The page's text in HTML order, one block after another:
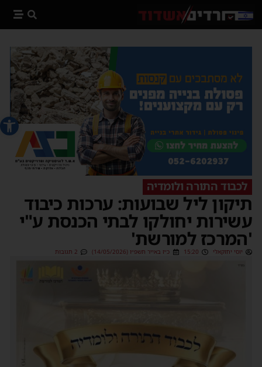
פתח
לכבוד התורה ולומדיה
תיקון ליל שבועות: ערכות כיבוד
עשירות יחולקו לבתי הכנסת ע"י
'המרכז למורשת'
יוסי יחזקאלי 15:20 כ״ז באייר תשפ״ו (14/05/2026) 2 תגובות